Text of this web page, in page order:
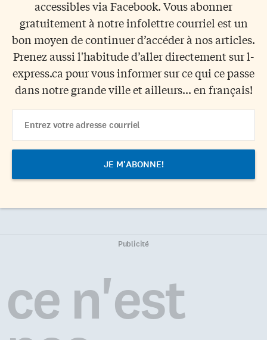
accessibles via Facebook. Vous abonner
gratuitement à notre infolettre courriel est un
bon moyen de continuer d’accéder à nos articles.
Prenez aussi l'habitude d’aller directement sur l-
express.ca pour vous informer sur ce qui ce passe
dans notre grande ville et ailleurs... en français!
Address
Publicité
ce n'est